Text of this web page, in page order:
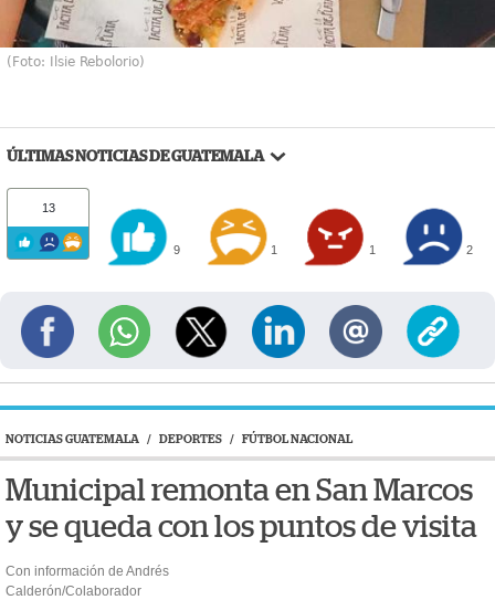
(Foto: Ilsie Rebolorio)
ÚLTIMAS NOTICIAS DE GUATEMALA
13
9 1 1 2
NOTICIAS GUATEMALA / DEPORTES / FÚTBOL NACIONAL
Municipal remonta en San Marcos
y se queda con los puntos de visita
Con información de Andrés
Calderón/Colaborador